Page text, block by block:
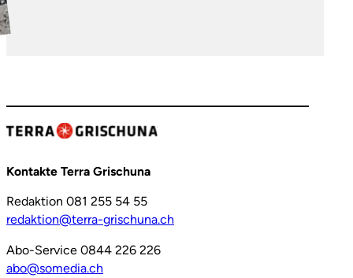
Kontakte Terra Grischuna
Redaktion 081 255 54 55
redaktion@terra-grischuna.ch
Abo-Service 0844 226 226
abo@somedia.ch